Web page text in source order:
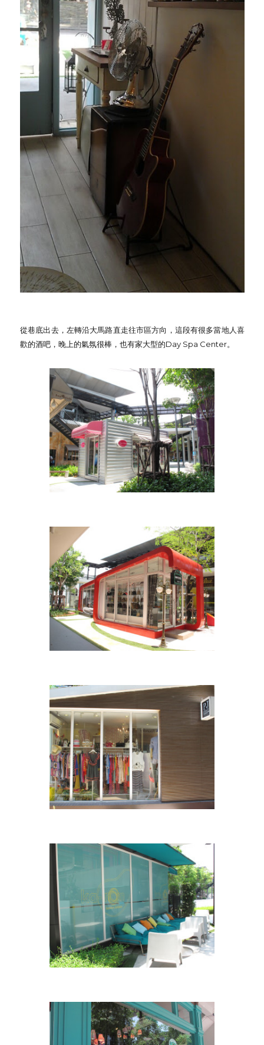
從巷底出去，左轉沿大馬路直走往市區方向，這段有很多當地人喜
歡的酒吧，晚上的氣氛很棒，也有家大型的Day Spa Center。